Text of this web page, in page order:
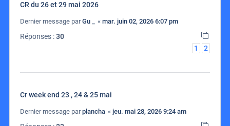
CR du 26 et 29 mai 2026
Dernier message parGu _ « mar. juin 02, 2026 6:07 pm
Réponses :30
1
2
Cr week end 23 , 24 & 25 mai
Dernier message parplancha « jeu. mai 28, 2026 9:24 am